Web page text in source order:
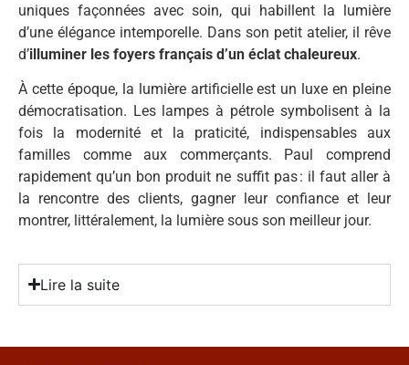
uniques façonnées avec soin, qui habillent la lumière
d’une élégance intemporelle. Dans son petit atelier, il rêve
d’illuminer les foyers français d’un éclat chaleureux.
À cette époque, la lumière artificielle est un luxe en pleine
démocratisation. Les lampes à pétrole symbolisent à la
fois la modernité et la praticité, indispensables aux
familles comme aux commerçants. Paul comprend
rapidement qu’un bon produit ne suffit pas : il faut aller à
la rencontre des clients, gagner leur confiance et leur
montrer, littéralement, la lumière sous son meilleur jour.
Lire la suite